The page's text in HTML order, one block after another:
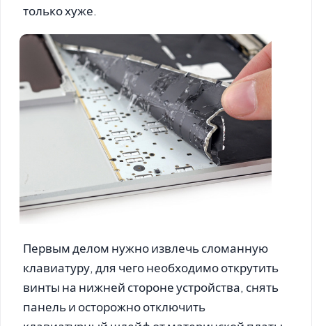
только хуже.
Первым делом нужно извлечь сломанную
клавиатуру, для чего необходимо открутить
винты на нижней стороне устройства, снять
панель и осторожно отключить